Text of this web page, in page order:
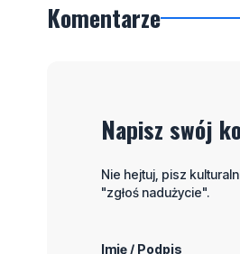
Komentarze
Napisz swój
Nie hejtuj, pisz
"zgłoś nadużycie".
Imię / Podpis